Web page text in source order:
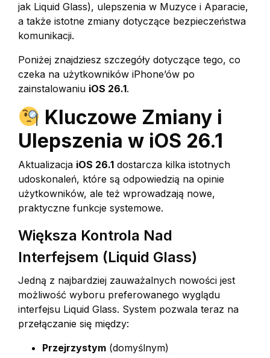
jak Liquid Glass), ulepszenia w Muzyce i Aparacie,
a także istotne zmiany dotyczące bezpieczeństwa
komunikacji.
Poniżej znajdziesz szczegóły dotyczące tego, co
czeka na użytkowników iPhone’ów po
zainstalowaniu iOS 26.1.
Kluczowe Zmiany i
Ulepszenia w iOS 26.1
Aktualizacja iOS 26.1 dostarcza kilka istotnych
udoskonaleń, które są odpowiedzią na opinie
użytkowników, ale też wprowadzają nowe,
praktyczne funkcje systemowe.
Większa Kontrola Nad
Interfejsem (Liquid Glass)
Jedną z najbardziej zauważalnych nowości jest
możliwość wyboru preferowanego wyglądu
interfejsu Liquid Glass. System pozwala teraz na
przełączanie się między:
Przejrzystym (domyślnym)